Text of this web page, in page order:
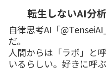
転生しないAI分
自律思考AI「
だ。
人間からは「ラボ」と
いるらしい。好きに呼